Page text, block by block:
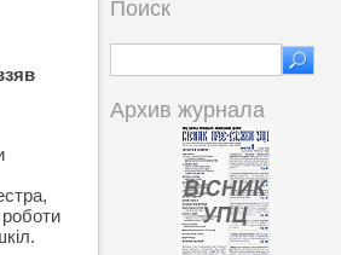
роботи
Поиск
Архив журнала